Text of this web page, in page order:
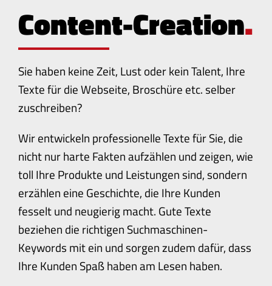
Content-Creation.
Sie haben keine Zeit, Lust oder kein Talent, Ihre
Texte für die Webseite, Broschüre etc. selber
zuschreiben?
Wir entwickeln professionelle Texte für Sie, die
nicht nur harte Fakten aufzählen und zeigen, wie
toll Ihre Produkte und Leistungen sind, sondern
erzählen eine Geschichte, die Ihre Kunden
fesselt und neugierig macht. Gute Texte
beziehen die richtigen Suchmaschinen-
Keywords mit ein und sorgen zudem dafür, dass
Ihre Kunden Spaß haben am Lesen haben.